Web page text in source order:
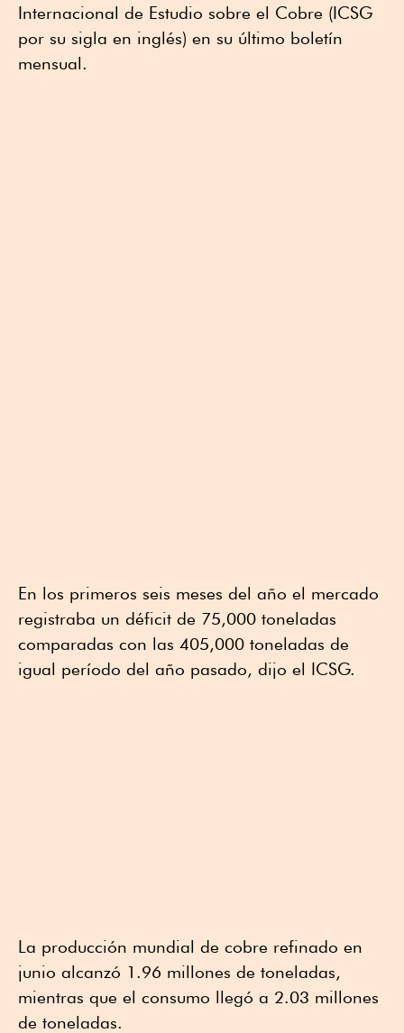
Internacional de Estudio sobre el Cobre (ICSG
por su sigla en inglés) en su último boletín
mensual.
En los primeros seis meses del año el mercado
registraba un déficit de 75,000 toneladas
comparadas con las 405,000 toneladas de
igual período del año pasado, dijo el ICSG.
La producción mundial de cobre refinado en
junio alcanzó 1.96 millones de toneladas,
mientras que el consumo llegó a 2.03 millones
de toneladas.